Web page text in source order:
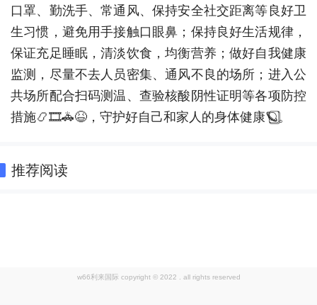
口罩、勤洗手、常通风、保持安全社交距离等良好卫
生习惯，避免用手接触口眼鼻；保持良好生活规律，
保证充足睡眠，清淡饮食，均衡营养；做好自我健康
监测，尽量不去人员密集、通风不良的场所；进入公
共场所配合扫码测温、查验核酸阴性证明等各项防控
措施📿🎞🚓😆，守护好自己和家人的身体健康🪐⃣。
推荐阅读
w66利来国际 copyright © 2022 . all rights reserved